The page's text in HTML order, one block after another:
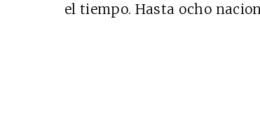
el tiempo. Hasta ocho